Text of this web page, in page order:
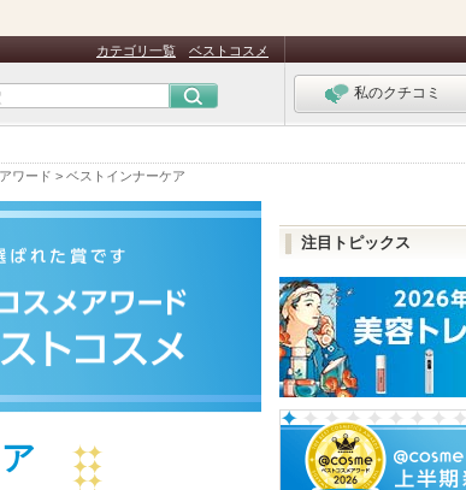
ワード > ベストインナーケア
カテゴリ一覧 ベストコスメ
私のクチコミ
注目トピックス